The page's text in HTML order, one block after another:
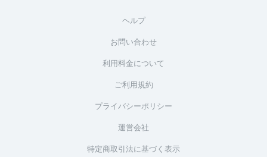
ヘルプ
お問い合わせ
利用料金について
ご利用規約
プライバシーポリシー
運営会社
特定商取引法に基づく表示